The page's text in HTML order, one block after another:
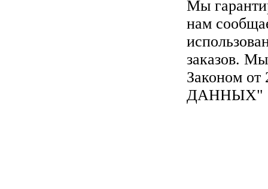
Мы
нам
заказов.
Законом
ДАННЫХ"